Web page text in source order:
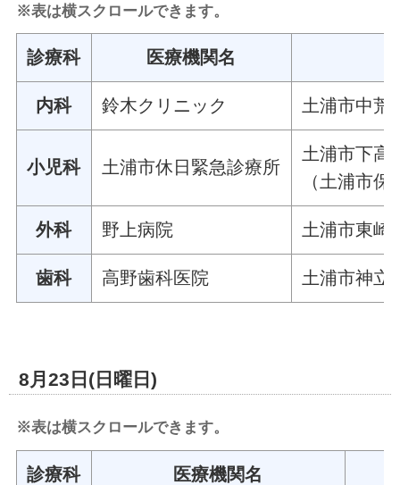
※表は横スクロールできます。
診療科 医療機関名
内科 鈴木クリニック 土浦市中荒
小児科 土浦市休日緊急診療所
土浦市下高
（土浦市
外科 野上病院 土浦市東崎
歯科 高野歯科医院 土浦市神立
8月23日(日曜日)
※表は横スクロールできます。
診療科 医療機関名